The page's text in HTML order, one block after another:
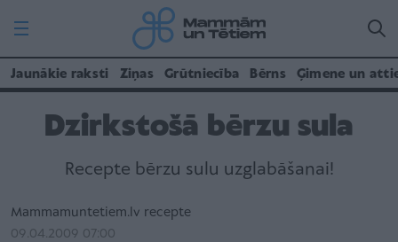
Jaunākie raksti Ziņas Grūtniecība Bērns Ģimene un
Dzirkstošā bērzu sula
Recepte bērzu sulu uzglabāšanai!
Mammamuntetiem.lv recepte
09.04.2009 07:00